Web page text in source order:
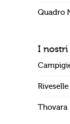
Quadro
I
Thovara